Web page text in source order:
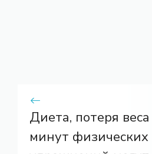
Диета, потеря
минут физических